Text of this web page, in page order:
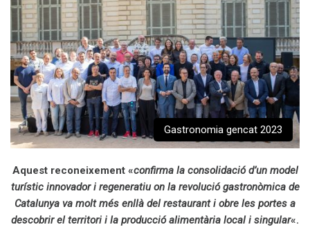
Gastronomia gencat 2023
Aquest reconeixement «confirma la consolidació d’un model
turístic innovador i regeneratiu on la revolució gastronòmica de
Catalunya va molt més enllà del restaurant i obre les portes a
descobrir el territori i la producció alimentària local i singular«.